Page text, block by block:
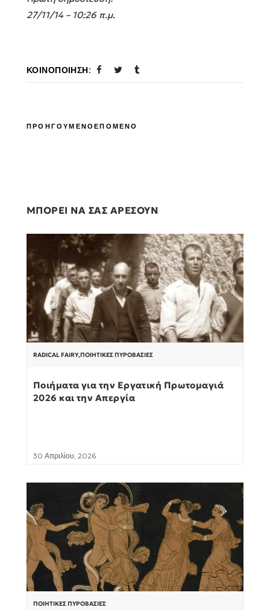
27/11/14 – 10:26 π.μ.
ΚΟΙΝΟΠΟΊΗΣΗ:
ΠΡΟΗΓΟΥΜΕΝΟΕΠΟΜΕΝΟ
ΜΠΟΡΕΙ ΝΑ ΣΑΣ ΑΡΕΣΟΥΝ
RADICAL FAIRY,ΠΟΙΗΤΙΚΈΣ ΠΥΡΟΒΑΣΊΕΣ
Ποιήματα για την Εργατική Πρωτομαγιά
2026 και την Απεργία
30 Απριλίου, 2026
ΠΟΙΗΤΙΚΈΣ ΠΥΡΟΒΑΣΊΕΣ